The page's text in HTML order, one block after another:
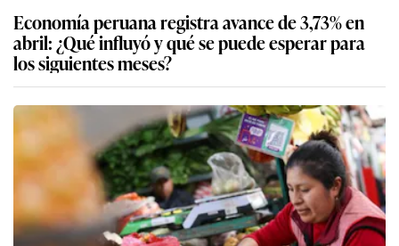
Economía peruana registra avance de 3,73% en
abril: ¿Qué influyó y qué se puede esperar para
los siguientes meses?